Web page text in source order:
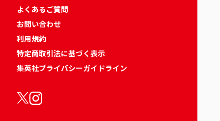
よくあるご質問
お問い合わせ
利用規約
特定商取引法に基づく表示
集英社プライバシーガイドライン